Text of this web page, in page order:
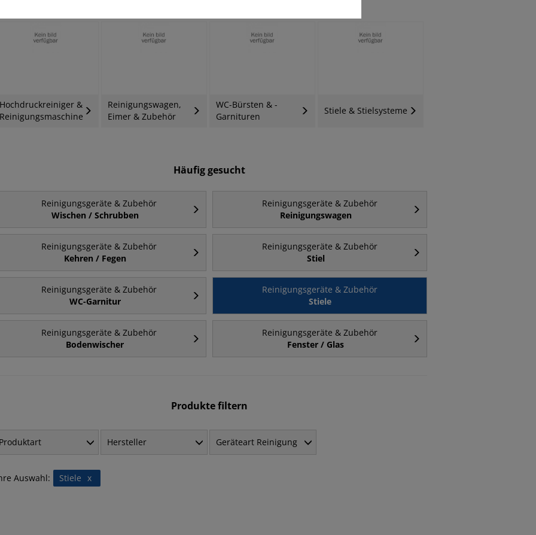
&
Reinigungswagen,
Eimer & Zubehör
WC-Bürsten & -
Garnituren
Stiele & Stielsysteme
Häufig gesucht
Reinigungsgeräte & Zubehör
Wischen / Schrubben
Reinigungsgeräte & Zubehör
Reinigungswagen
Reinigungsgeräte & Zubehör
Kehren / Fegen
Reinigungsgeräte & Zubehör
Stiel
Reinigungsgeräte & Zubehör
WC-Garnitur
Reinigungsgeräte & Zubehör
Stiele
Reinigungsgeräte & Zubehör
Bodenwischer
Reinigungsgeräte & Zubehör
Fenster / Glas
Produkte filtern
Hersteller Geräteart Reinigung
Auswahl: x
Stiele